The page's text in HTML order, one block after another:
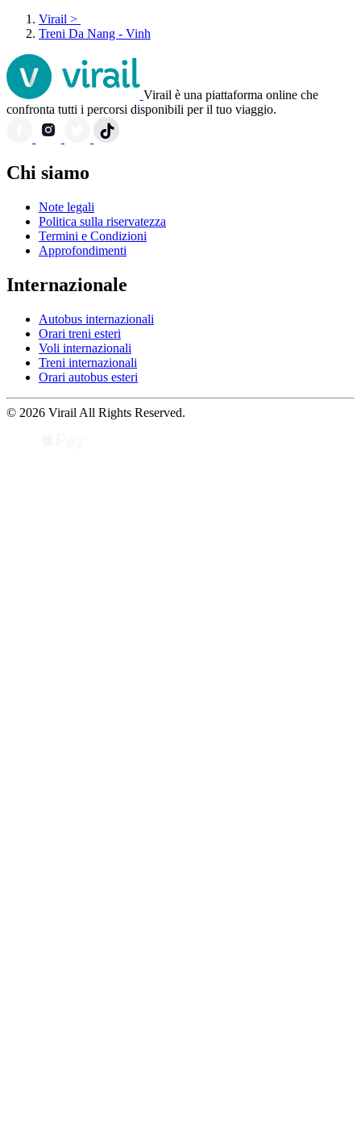
Virail >
Treni Da Nang - Vinh
Virail è una piattaforma online che
confronta tutti i percorsi disponibili per il tuo viaggio.
Chi siamo
Note legali
Politica sulla riservatezza
Termini e Condizioni
Approfondimenti
Internazionale
Autobus internazionali
Orari treni esteri
Voli internazionali
Treni internazionali
Orari autobus esteri
© 2026 Virail All Rights Reserved.